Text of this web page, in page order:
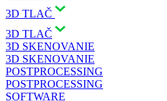
3D TLAČ
3D TLAČ
3D SKENOVANIE
3D SKENOVANIE
POSTPROCESSING
POSTPROCESSING
SOFTWARE